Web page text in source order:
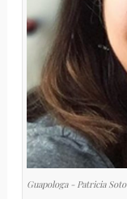
Guapologa - Patricia Soto